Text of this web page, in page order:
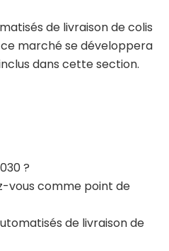
de livraison de colis
marché se développera
dans cette section.
?
vous comme point de
de livraison de